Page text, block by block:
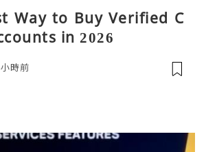
Way to Buy Verified C
in 2026
時前